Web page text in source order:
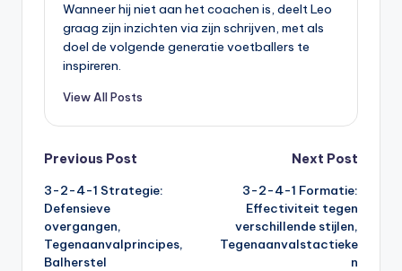
Wanneer hij niet aan het coachen is, deelt Leo
graag zijn inzichten via zijn schrijven, met als
doel de volgende generatie voetballers te
inspireren.
View All Posts
Post
navigation
Previous Post
3-2-4-1 Strategie:
Defensieve
overgangen,
Tegenaanvalprincipes,
Balherstel
Next Post
3-2-4-1 Formatie:
Effectiviteit tegen
verschillende stijlen,
Tegenaanvalstactieke
n